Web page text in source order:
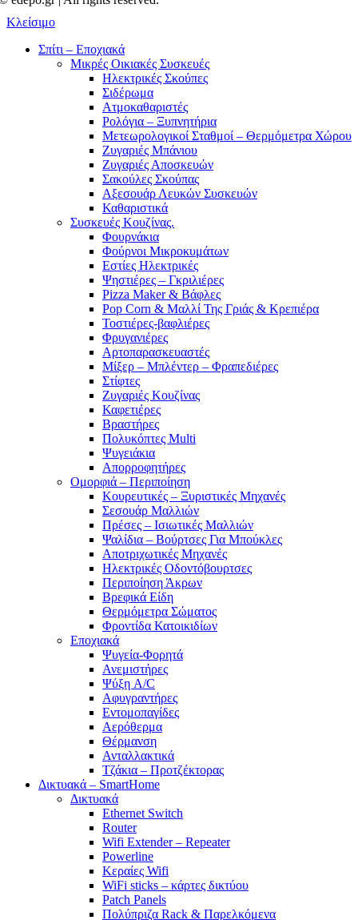
Κλείσιμο
Σπίτι – Εποχιακά
Μικρές Οικιακές Συσκευές
Ηλεκτρικές Σκούπες
Σιδέρωμα
Ατμοκαθαριστές
Ρολόγια – Ξυπνητήρια
Μετεωρολογικοί Σταθμοί – Θερμόμετρα Χώρου
Ζυγαριές Μπάνιου
Ζυγαριές Αποσκευών
Σακούλες Σκούπας
Αξεσουάρ Λευκών Συσκευών
Καθαριστικά
Συσκευές Κουζίνας.
Φουρνάκια
Φούρνοι Μικροκυμάτων
Εστίες Ηλεκτρικές
Ψηστιέρες – Γκριλιέρες
Pizza Maker & Βάφλες
Pop Corn & Μαλλί Της Γριάς & Κρεπιέρα
Τοστιέρες-βαφλιέρες
Φρυγανιέρες
Αρτοπαρασκευαστές
Μίξερ – Μπλέντερ – Φραπεδιέρες
Στίφτες
Ζυγαριές Κουζίνας
Καφετιέρες
Βραστήρες
Πολυκόπτες Multi
Ψυγειάκια
Απορροφητήρες
Ομορφιά – Περιποίηση
Κουρευτικές – Ξυριστικές Μηχανές
Σεσουάρ Μαλλιών
Πρέσες – Ισιωτικές Μαλλιών
Ψαλίδια – Βούρτσες Για Μπούκλες
Αποτριχωτικές Μηχανές
Ηλεκτρικές Οδοντόβουρτσες
Περιποίηση Άκρων
Βρεφικά Είδη
Θερμόμετρα Σώματος
Φροντίδα Κατοικιδίων
Εποχιακά
Ψυγεία-Φορητά
Ανεμιστήρες
Ψύξη A/C
Αφυγραντήρες
Εντομοπαγίδες
Αερόθερμα
Θέρμανση
Ανταλλακτικά
Τζάκια – Προτζέκτορας
Δικτυακά – SmartHome
Δικτυακά
Ethernet Switch
Router
Wifi Extender – Repeater
Powerline
Κεραίες Wifi
WiFi sticks – κάρτες δικτύου
Patch Panels
Πολύπριζα Rack & Παρελκόμενα